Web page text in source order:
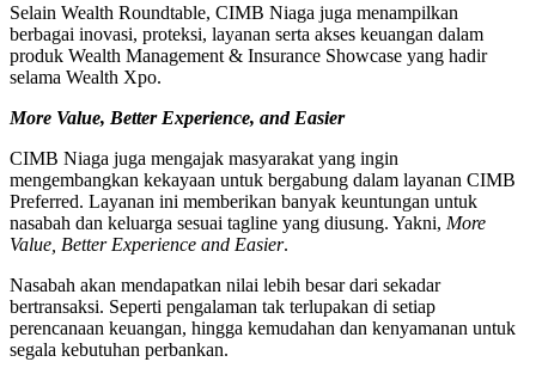
Selain Wealth Roundtable, CIMB Niaga juga menampilkan
berbagai inovasi, proteksi, layanan serta akses keuangan dalam
produk Wealth Management & Insurance Showcase yang hadir
selama Wealth Xpo.
More Value, Better Experience, and Easier
CIMB Niaga juga mengajak masyarakat yang ingin
mengembangkan kekayaan untuk bergabung dalam layanan CIMB
Preferred. Layanan ini memberikan banyak keuntungan untuk
nasabah dan keluarga sesuai tagline yang diusung. Yakni, More
Value, Better Experience and Easier.
Nasabah akan mendapatkan nilai lebih besar dari sekadar
bertransaksi. Seperti pengalaman tak terlupakan di setiap
perencanaan keuangan, hingga kemudahan dan kenyamanan untuk
segala kebutuhan perbankan.